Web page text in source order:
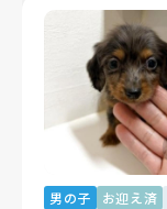
男の子
お迎え済